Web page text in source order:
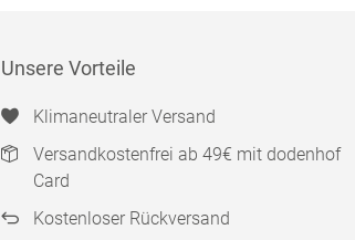
Unsere Vorteile
Klimaneutraler Versand
Versandkostenfrei ab 49€ mit dodenhof
Card
Kostenloser Rückversand